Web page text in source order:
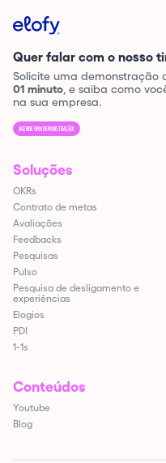
Quer falar com o nosso
Solicite uma demonstração
01 minuto , e saiba como
na sua empresa.
AGENDE UMA DEMONSTRAÇÃO!
Soluções
OKRs
Contrato de metas
Avaliações
Feedbacks
Pesquisas
Pulso
Pesquisa de desligamento e
experiências
Elogios
PDI
1-1s
Conteúdos
Youtube
Blog